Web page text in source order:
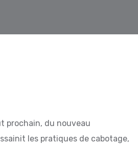
prochain, du nouveau
les pratiques de cabotage,